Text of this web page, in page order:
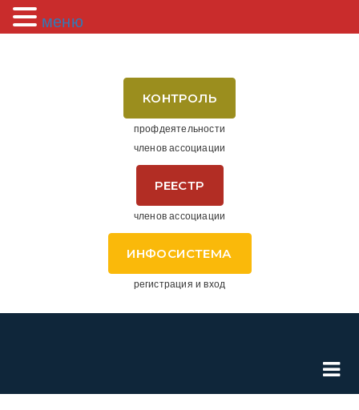
КОНТРОЛЬ
профдеятельности
членов ассоциации
РЕЕСТР
членов ассоциации
ИНФОСИСТЕМА
регистрация и вход
меню